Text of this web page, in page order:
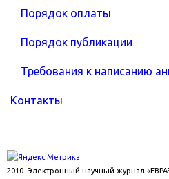
Порядок оплаты
Порядок публикации
Требования к написанию
Контакты
2010. Электронный научный журнал